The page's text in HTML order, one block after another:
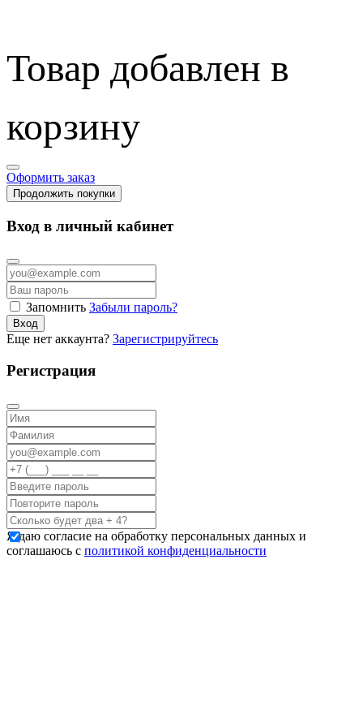
Товар добавлен в
корзину
Оформить заказ
Продолжить покупки
Вход в личный кабинет
Запомнить Забыли пароль?
Вход
Еще нет аккаунта? Зарегистрируйтесь
Регистрация
Я даю согласие на обработку персональных данных и
соглашаюсь с политикой конфиденциальности